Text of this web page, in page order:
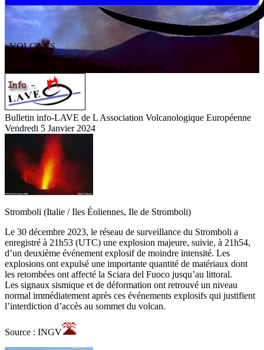
VOLCANS
/ Activité volcanique
ssociation V olcanologiqueEuropéenne
Bulletin info-LAVE de L Association Volcanologique Européenne
Vendredi 5 Janvier 2024
Stromboli (Italie / Iles Éoliennes, Ile de Stromboli)
Le 30 décembre 2023, le réseau de surveillance du Stromboli a
enregistré à 21h53 (UTC) une explosion majeure, suivie, à 21h54,
d’un deuxième événement explosif de moindre intensité. Les
explosions ont expulsé une importante quantité de matériaux dont
les retombées ont affecté la Sciara del Fuoco jusqu’au littoral.
Les signaux sismique et de déformation ont retrouvé un niveau
normal immédiatement après ces événements explosifs qui justifient
l’interdiction d’accès au sommet du volcan.
Source : INGV